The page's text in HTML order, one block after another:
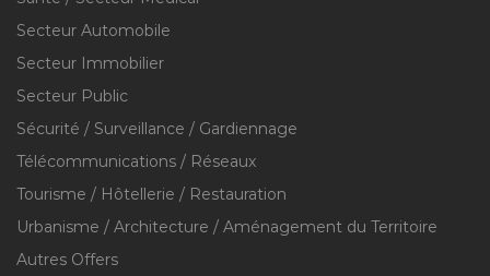
Secteur Automobile
Secteur Immobilier
Secteur Public
Sécurité / Surveillance / Gardiennage
Télécommunications / Réseaux
Tourisme / Hôtellerie / Restauration
Urbanisme / Architecture / Aménagement du Territoire
Autres Offers